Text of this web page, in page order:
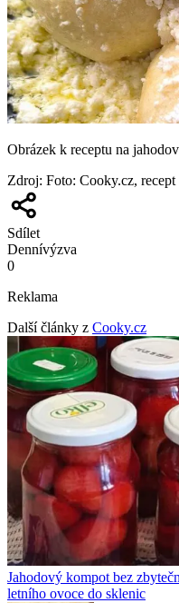
Obrázek k receptu na
Zdroj: Foto: Cooky.cz,
Sdílet
Dennívýzva
0
Reklama
Další články z Cooky.cz
Jahodový kompot bez
letního ovoce do sklenic